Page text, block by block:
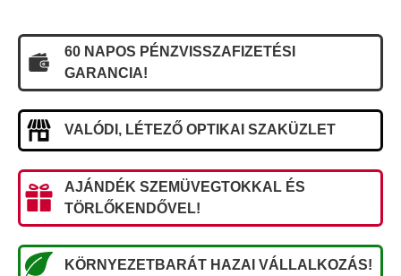
60 NAPOS PÉNZVISSZAFIZETÉSI
GARANCIA!
VALÓDI, LÉTEZŐ OPTIKAI SZAKÜZLET
AJÁNDÉK SZEMÜVEGTOKKAL ÉS
TÖRLŐKENDŐVEL!
KÖRNYEZETBARÁT HAZAI VÁLLALKOZÁS!